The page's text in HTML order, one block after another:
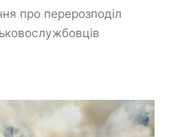
про перерозподіл